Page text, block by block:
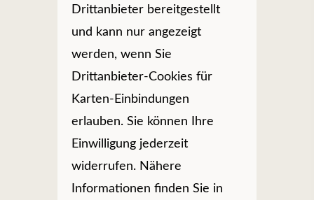
Drittanbieter bereitgestellt
und kann nur angezeigt
werden, wenn Sie
Drittanbieter-Cookies für
Karten-Einbindungen
erlauben. Sie können Ihre
Einwilligung jederzeit
widerrufen. Nähere
Informationen finden Sie in